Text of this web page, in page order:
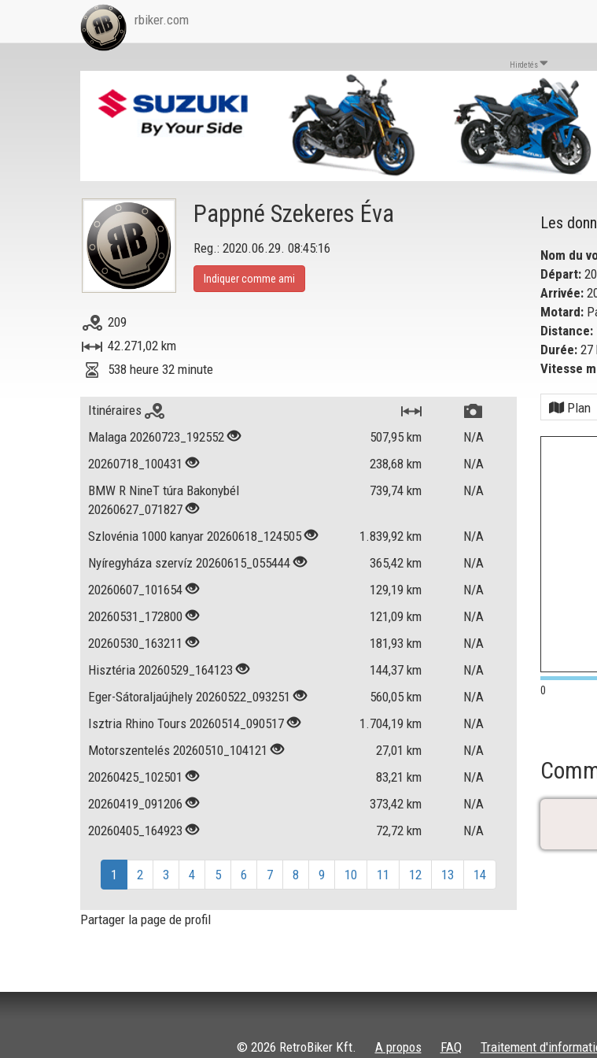
rbiker.com
Hirdetés
Les
Nom du
Départ:
Arrivée:
Motard:
Distance:
Durée: 27
Vitesse
Plan
0
Pappné Szekeres Éva
Reg.: 2020.06.29. 08:45:16
Indiquer comme ami
209
42.271,02 km
538 heure 32 minute
Itinéraires
Malaga 20260723_192552
507,95 km
N/A
20260718_100431
238,68 km
N/A
BMW R NineT túra Bakonybél
20260627_071827
739,74 km N/A
Szlovénia 1000 kanyar 20260618_124505 1.839,92 km
N/A
Nyíregyháza szervíz 20260615_055444
365,42 km
N/A
20260607_101654
129,19 km
N/A
20260531_172800
121,09 km
N/A
20260530_163211
181,93 km
N/A
Hisztéria 20260529_164123
144,37 km
N/A
Eger-Sátoraljaújhely 20260522_093251
560,05 km
N/A
Isztria Rhino Tours 20260514_090517
1.704,19 km
N/A
Motorszentelés 20260510_104121
27,01 km
N/A
20260425_102501
83,21 km
N/A
20260419_091206
373,42 km
N/A
20260405_164923
72,72 km N/A
1 2 3 4 5 6 7 8 9 10 11 12 13 14
Partager la page de profil
© 2026 RetroBiker Kft. A propos FAQ Traitement